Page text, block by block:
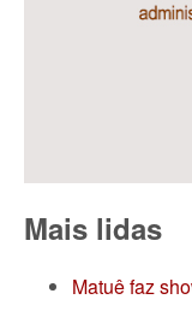
Mais lidas
Matuê faz